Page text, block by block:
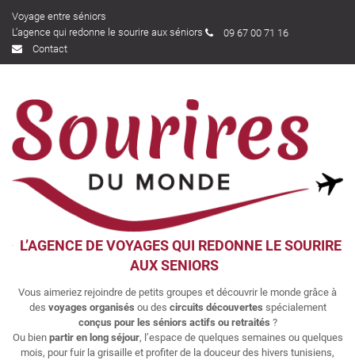
Voyage entre séniors
L’agence qui redonne le sourire aux séniors
09 67 00 71 16
Contact
L’AGENCE DE VOYAGES QUI REDONNE LE SOURIRE
AUX SENIORS
Vous aimeriez rejoindre de petits groupes et découvrir le monde grâce à
des voyages organisés ou des circuits découvertes spécialement
conçus pour les séniors actifs ou retraités ?
Ou bien partir en long séjour, l’espace de quelques semaines ou quelques
mois, pour fuir la grisaille et profiter de la douceur des hivers tunisiens,